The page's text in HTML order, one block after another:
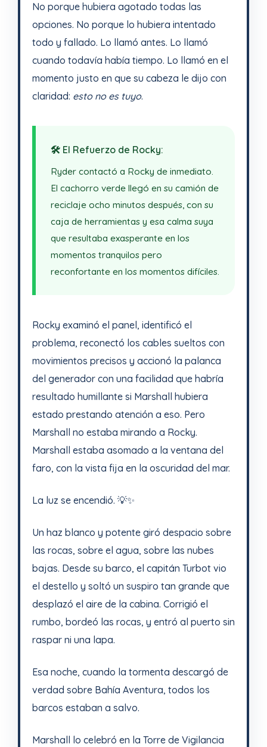
No porque hubiera agotado todas las
opciones. No porque lo hubiera intentado
todo y fallado. Lo llamó antes. Lo llamó
cuando todavía había tiempo. Lo llamó en el
momento justo en que su cabeza le dijo con
claridad: esto no es tuyo.
🛠️ El Refuerzo de Rocky:
Ryder contactó a Rocky de inmediato.
El cachorro verde llegó en su camión de
reciclaje ocho minutos después, con su
caja de herramientas y esa calma suya
que resultaba exasperante en los
momentos tranquilos pero
reconfortante en los momentos difíciles.
Rocky examinó el panel, identificó el
problema, reconectó los cables sueltos con
movimientos precisos y accionó la palanca
del generador con una facilidad que habría
resultado humillante si Marshall hubiera
estado prestando atención a eso. Pero
Marshall no estaba mirando a Rocky.
Marshall estaba asomado a la ventana del
faro, con la vista fija en la oscuridad del mar.
La luz se encendió. 💡✨
Un haz blanco y potente giró despacio sobre
las rocas, sobre el agua, sobre las nubes
bajas. Desde su barco, el capitán Turbot vio
el destello y soltó un suspiro tan grande que
desplazó el aire de la cabina. Corrigió el
rumbo, bordeó las rocas, y entró al puerto sin
raspar ni una lapa.
Esa noche, cuando la tormenta descargó de
verdad sobre Bahía Aventura, todos los
barcos estaban a salvo.
Marshall lo celebró en la Torre de Vigilancia